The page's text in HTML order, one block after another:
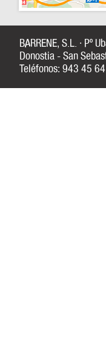
BARRENE, S.L. · Pº
Donostia - San
Teléfonos: 943 45